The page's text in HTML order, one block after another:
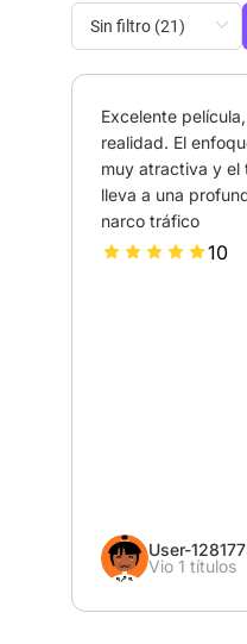
Excelente
realidad. El
muy atractiva y el
lleva a una
narco tráfico
10
User-
Vio 1 títulos